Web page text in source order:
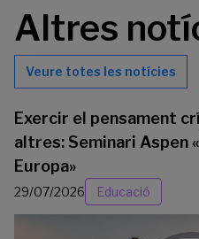
Altres
Veure totes les notícies
Exercir el pensament
altres: Seminari Aspen
Europa»
29/07/2026 Educació